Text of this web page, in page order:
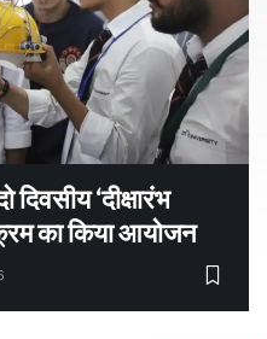
दिवसीय ‘दीक्षारंभ
का किया आयोजन